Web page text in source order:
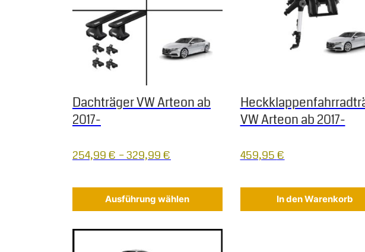
Dachträger VW Arteon ab
2017-
254,99€ –329,99€
Ausführung wählen
VW Arteon ab 2017-
459,95€
In den Warenkorb